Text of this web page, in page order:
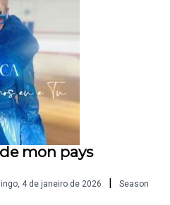
Helena acabou se o que é
bombaJosé Malhoa no
sexi José cid junto a
aznavour que
torr emmener moi
mon pays
4 de janeiro de 2026 |
Season